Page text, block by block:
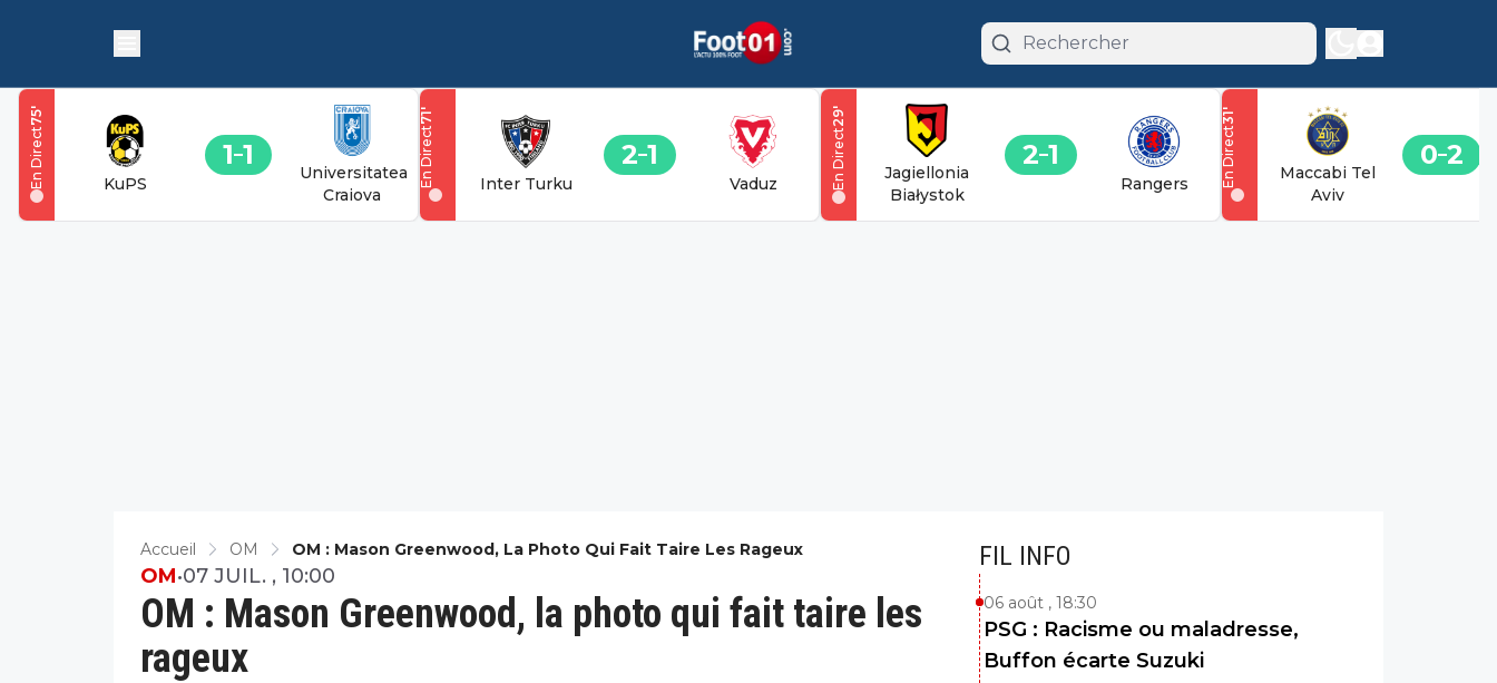
KuPS
1 1
Universitatea
Craiova
75
'
En Direct Inter Turku
2 1
Vaduz
71
'
En Direct
Jagiellonia
Białystok
2 1
Rangers
29
'
En Direct
Maccabi Tel
Aviv
0 2
31
'
En Direct
Accueil OM OM : Mason Greenwood, La Photo Qui Fait Taire Les Rageux
OM : Mason Greenwood, la photo qui fait taire les
rageux
OM•07 JUIL. , 10:00
FIL INFO
06 août , 18:30
PSG : Racisme ou maladresse,
Buffon écarte Suzuki